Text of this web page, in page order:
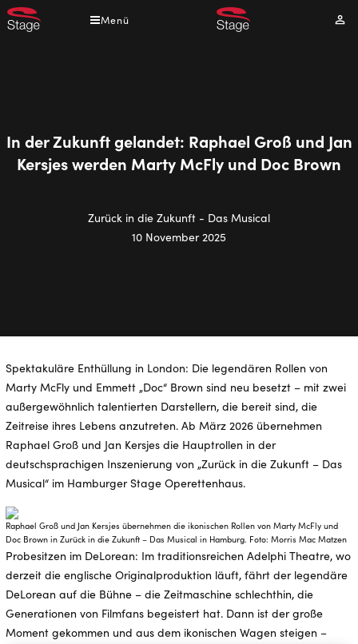
Direkt
zum
Menü
In der Zukunft gelandet: Raphael Groß und Jan
Kersjes werden Marty McFly und Doc Brown
Zurück in die Zukunft - Das Musical
10 November 2025
Spektakuläre Enthüllung in London: Die legendären Rollen von
Marty McFly und Emmett „Doc“ Brown sind neu besetzt – mit zwei
außergewöhnlich talentierten Darstellern, die bereit sind, die
Zeitreise ihres Lebens anzutreten. Ab März 2026 übernehmen
Raphael Groß und Jan Kersjes die Hauptrollen in der
deutschsprachigen Inszenierung von „Zurück in die Zukunft – Das
Musical“ im Hamburger Stage Operettenhaus.
Raphael Groß und Jan Kersjes übernehmen die ikonischen Rollen von Marty McFly und
Doc Brown in Zurück in die Zukunft – Das Musical in Hamburg. Foto: Morris Mac Matzen
Probesitzen im DeLorean: Im traditionsreichen Adelphi Theatre, wo
derzeit die englische Originalproduktion läuft, fährt der legendäre
DeLorean auf die Bühne – die Zeitmaschine schlechthin, die
Generationen von Filmfans begeistert hat. Dann ist der große
Moment gekommen und aus dem ikonischen Wagen steigen –